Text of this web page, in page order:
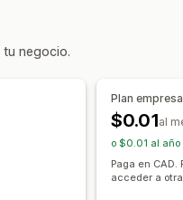
tu negocio.
Plan
$0.01al
o $0.01 al
Paga en
acceder a